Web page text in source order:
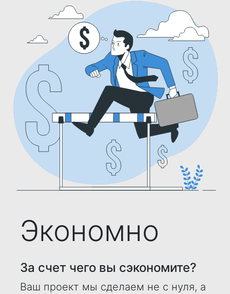
Экономно
За счет чего вы сэкономите?
Ваш проект мы сделаем не с нуля, а